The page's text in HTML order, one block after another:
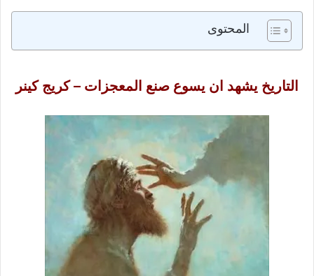
المحتوى
التاريخ يشهد ان يسوع صنع المعجزات – كريج كينر